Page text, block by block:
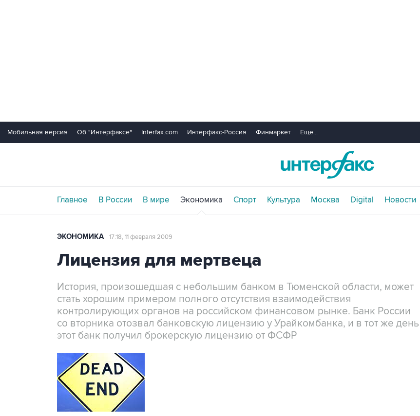
Мобильная версия Об "Интерфаксе" Interfax.com Интерфакс-Россия Финмаркет Еще...
Главное В России В мире Экономика Спорт Культура Москва Digital Новости
ЭКОНОМИКА 17:18, 11 февраля 2009
Лицензия для мертвеца
История, произошедшая с небольшим банком в Тюменской области, может
стать хорошим примером полного отсутствия взаимодействия
контролирующих органов на российском финансовом рынке. Банк России
со вторника отозвал банковскую лицензию у Урайкомбанка, и в тот же день
этот банк получил брокерскую лицензию от ФСФР